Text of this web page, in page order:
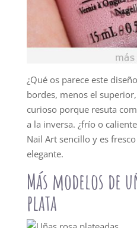
¿Qué os parece este
bordes, menos el
curioso porque resuta
a la inversa. ¿frío o
Nail Art sencillo y es
elegante.
Más modelos de
plata